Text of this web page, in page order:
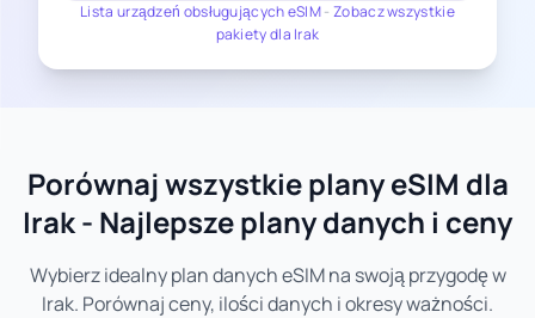
Lista urządzeń obsługujących eSIM- Zobacz wszystkie
pakiety dla Irak
Porównaj wszystkie plany eSIM dla
Irak - Najlepsze plany danych i ceny
Wybierz idealny plan danych eSIM na swoją przygodę w
Irak. Porównaj ceny, ilości danych i okresy ważności.